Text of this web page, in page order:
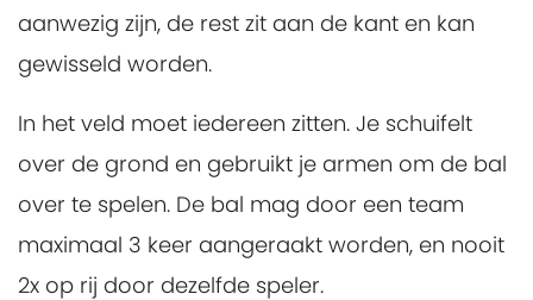
aanwezig zijn, de rest zit aan de kant en kan
gewisseld worden.
In het veld moet iedereen zitten. Je schuifelt
over de grond en gebruikt je armen om de bal
over te spelen. De bal mag door een team
maximaal 3 keer aangeraakt worden, en nooit
2x op rij door dezelfde speler.